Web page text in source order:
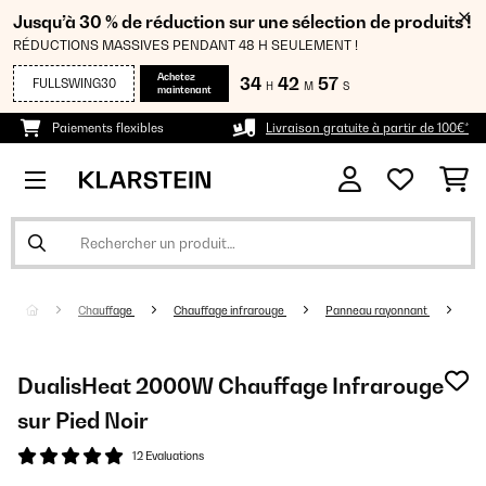
Jusqu’à 30 % de réduction sur une sélection de produits !
RÉDUCTIONS MASSIVES PENDANT 48 H SEULEMENT !
FULLSWING30
Achetez
maintenant
34 H 42 M 56 S
Paiements flexibles Livraison gratuite à partir de 100€*
Chauffage Chauffage infrarouge Panneau rayonnant
DualisHeat 2000W Chauffage Infrarouge
sur Pied Noir
12 Evaluations